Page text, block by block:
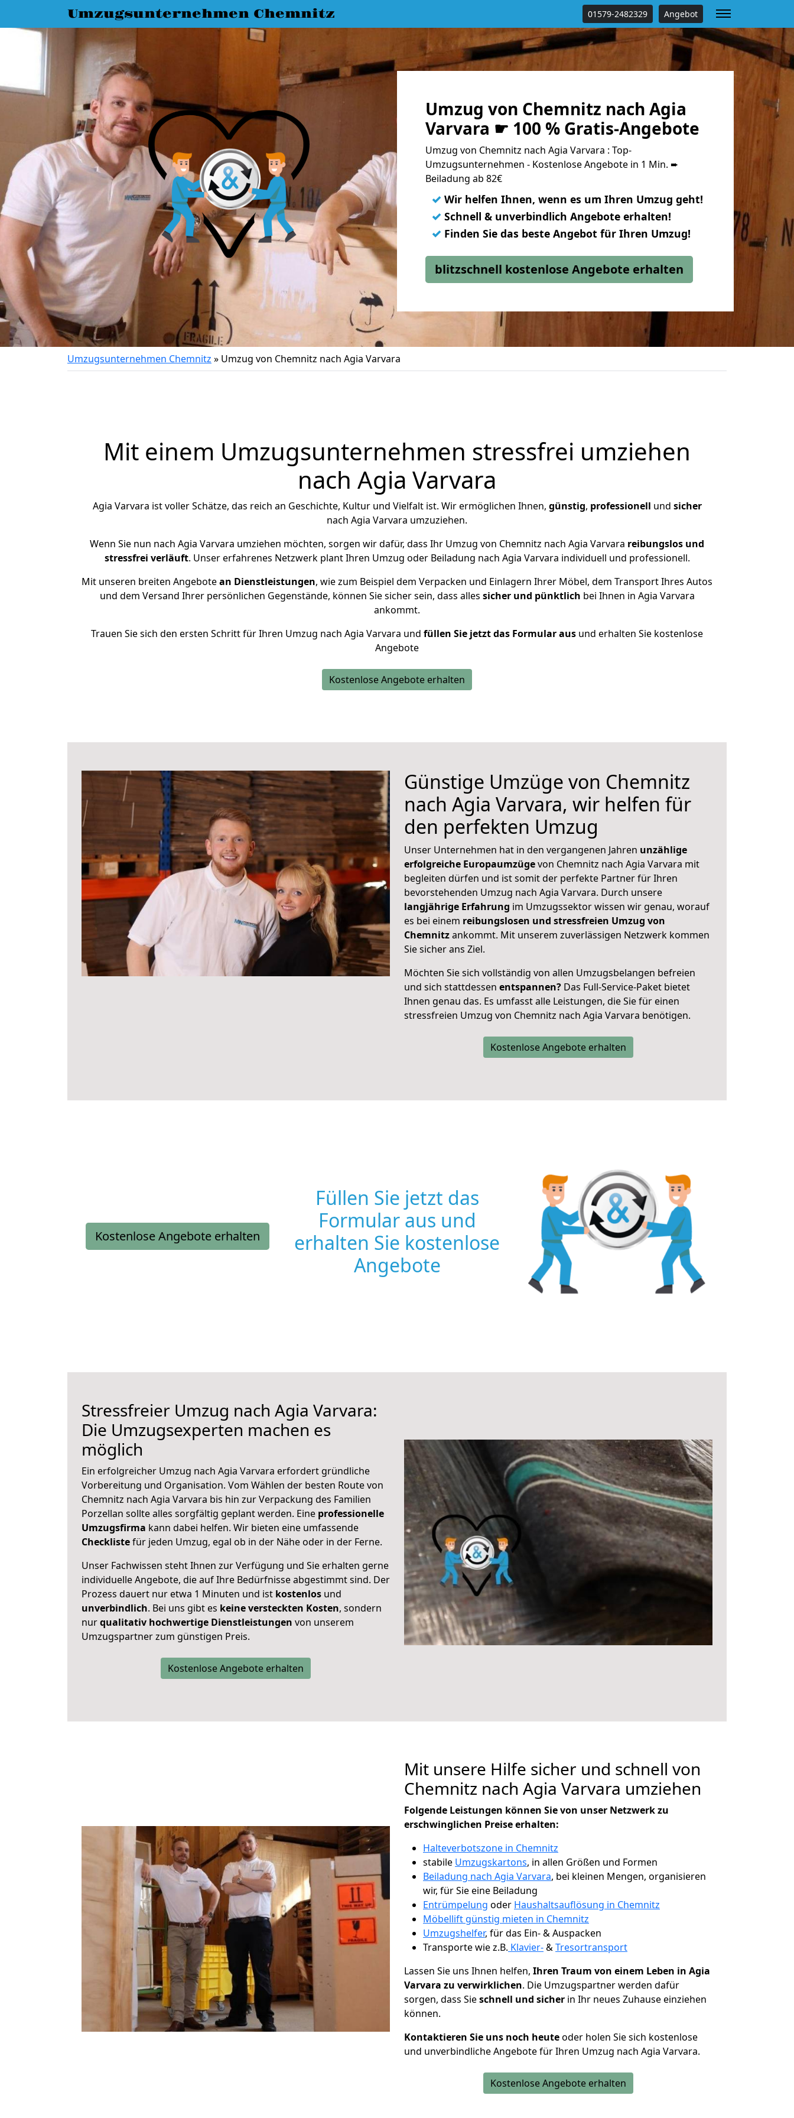
Umzugsunternehmen Chemnitz 01579-2482329 Angebot
Umzug von Chemnitz nach Agia
Varvara ☛ 100 % Gratis-Angebote
Umzug von Chemnitz nach Agia Varvara : Top-
Umzugsunternehmen - Kostenlose Angebote in 1 Min. ➨
Beiladung ab 82€
✓ Wir helfen Ihnen, wenn es um Ihren Umzug geht!
✓ Schnell & unverbindlich Angebote erhalten!
✓ Finden Sie das beste Angebot für Ihren Umzug!
blitzschnell kostenlose Angebote erhalten
Umzugsunternehmen Chemnitz » Umzug von Chemnitz nach Agia Varvara
Mit einem Umzugsunternehmen stressfrei umziehen
nach Agia Varvara
Agia Varvara ist voller Schätze, das reich an Geschichte, Kultur und Vielfalt ist. Wir ermöglichen Ihnen, günstig, professionell und sicher
nach Agia Varvara umzuziehen.
Wenn Sie nun nach Agia Varvara umziehen möchten, sorgen wir dafür, dass Ihr Umzug von Chemnitz nach Agia Varvara reibungslos und
stressfrei verläuft. Unser erfahrenes Netzwerk plant Ihren Umzug oder Beiladung nach Agia Varvara individuell und professionell.
Mit unseren breiten Angebotean Dienstleistungen, wie zum Beispiel dem Verpacken und Einlagern Ihrer Möbel, dem Transport Ihres Autos
und dem Versand Ihrer persönlichen Gegenstände, können Sie sicher sein, dass alles sicher und pünktlich bei Ihnen in Agia Varvara
ankommt.
Trauen Sie sich den ersten Schritt für Ihren Umzug nach Agia Varvara und füllen Sie jetzt das Formular aus und erhalten Sie kostenlose
Angebote
Kostenlose Angebote erhalten
Günstige Umzüge von Chemnitz
nach Agia Varvara, wir helfen für
den perfekten Umzug
Unser Unternehmen hat in den vergangenen Jahren unzählige
erfolgreiche Europaumzügevon Chemnitz nach Agia Varvara mit
begleiten dürfen und ist somit der perfekte Partner für Ihren
bevorstehenden Umzug nach Agia Varvara. Durch unsere
langjährige Erfahrung im Umzugssektor wissen wir genau, worauf
es bei einem reibungslosen und stressfreien Umzug von
Chemnitzankommt. Mit unserem zuverlässigen Netzwerk kommen
Sie sicher ans Ziel.
Möchten Sie sich vollständig von allen Umzugsbelangen befreien
und sich stattdessen entspannen? Das Full-Service-Paket bietet
Ihnen genau das. Es umfasst alle Leistungen, die Sie für einen
stressfreien Umzug von Chemnitz nach Agia Varvara benötigen.
Kostenlose Angebote erhalten
Kostenlose Angebote erhalten
Füllen Sie jetzt das
Formular aus und
erhalten Sie kostenlose
Angebote
Stressfreier Umzug nach Agia Varvara:
Die Umzugsexperten machen es
möglich
Ein erfolgreicher Umzug nach Agia Varvara erfordert gründliche
Vorbereitung und Organisation. Vom Wählen der besten Route von
Chemnitz nach Agia Varvara bis hin zur Verpackung des Familien
Porzellan sollte alles sorgfältig geplant werden. Eine professionelle
Umzugsfirma kann dabei helfen. Wir bieten eine umfassende
Checklistefür jeden Umzug, egal ob in der Nähe oder in der Ferne.
Unser Fachwissen steht Ihnen zur Verfügung und Sie erhalten gerne
individuelle Angebote, die auf Ihre Bedürfnisse abgestimmt sind. Der
Prozess dauert nur etwa 1 Minuten und ist kostenlos und
unverbindlich. Bei uns gibt es keine versteckten Kosten, sondern
nurqualitativ hochwertige Dienstleistungen von unserem
Umzugspartner zum günstigen Preis.
Kostenlose Angebote erhalten
Mit unsere Hilfe sicher und schnell von
Chemnitz nach Agia Varvara umziehen
Folgende Leistungen können Sie von unser Netzwerk zu
erschwinglichen Preise erhalten:
Halteverbotszone in Chemnitz
stabile Umzugskartons, in allen Größen und Formen
Beiladung nach Agia Varvara, bei kleinen Mengen, organisieren
wir, für Sie eine Beiladung
Entrümpelung oder Haushaltsauflösung in Chemnitz
Möbellift günstig mieten in Chemnitz
Umzugshelfer, für das Ein- & Auspacken
Transporte wie z.B. Klavier-&Tresortransport
Lassen Sie uns Ihnen helfen, Ihren Traum von einem Leben in Agia
Varvara zu verwirklichen. Die Umzugspartner werden dafür
sorgen, dass Sieschnell und sicher in Ihr neues Zuhause einziehen
können.
Kontaktieren Sie uns noch heuteoder holen Sie sich kostenlose
und unverbindliche Angebote für Ihren Umzug nach Agia Varvara.
Kostenlose Angebote erhalten